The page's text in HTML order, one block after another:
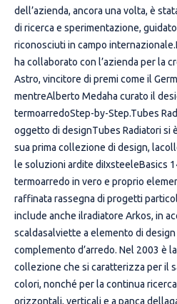
dell’azienda, ancora una volta, è
di ricerca e sperimentazione,
riconosciuti in campo
ha collaborato con l’azienda per la
Astro, vincitore di premi come il
mentreAlberto Medaha curato il
termoarredoStep-by-Step.Tubes
oggetto di designTubes Radiatori si
sua prima collezione di design,
le soluzioni ardite diIxsteeleBasics
termoarredo in vero e proprio
raffinata rassegna di progetti
include anche ilradiatore Arkos, in
scaldasalviette a elemento di
complemento d’arredo. Nel 2003 è
collezione che si caratterizza per il
colori, nonché per la continua
orizzontali, verticali e a panca